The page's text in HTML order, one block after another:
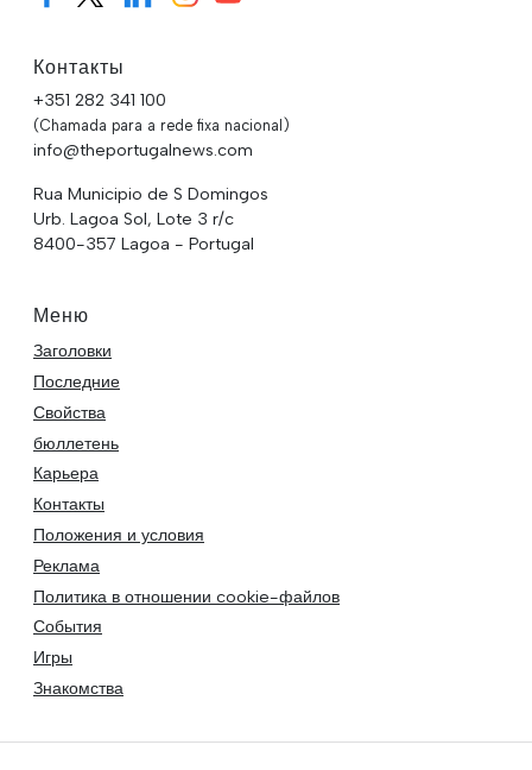
Контакты
+351 282 341 100
(Chamada para a rede fixa nacional)
info@theportugalnews.com
Rua Municipio de S Domingos
Urb. Lagoa Sol, Lote 3 r/c
8400-357 Lagoa - Portugal
Меню
Заголовки
Последние
Свойства
бюллетень
Карьера
Контакты
Положения и условия
Реклама
Политика в отношении cookie-файлов
События
Игры
Знакомства